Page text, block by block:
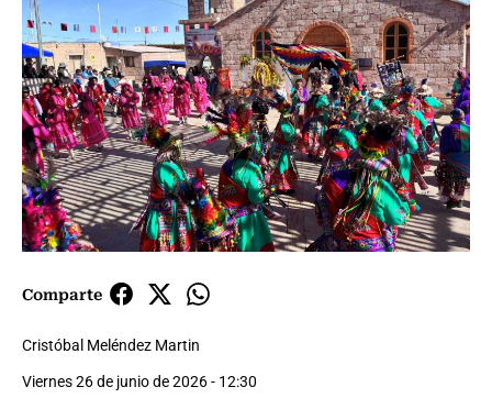
Comparte
Cristóbal Meléndez Martin
Viernes 26 de junio de 2026 - 12:30